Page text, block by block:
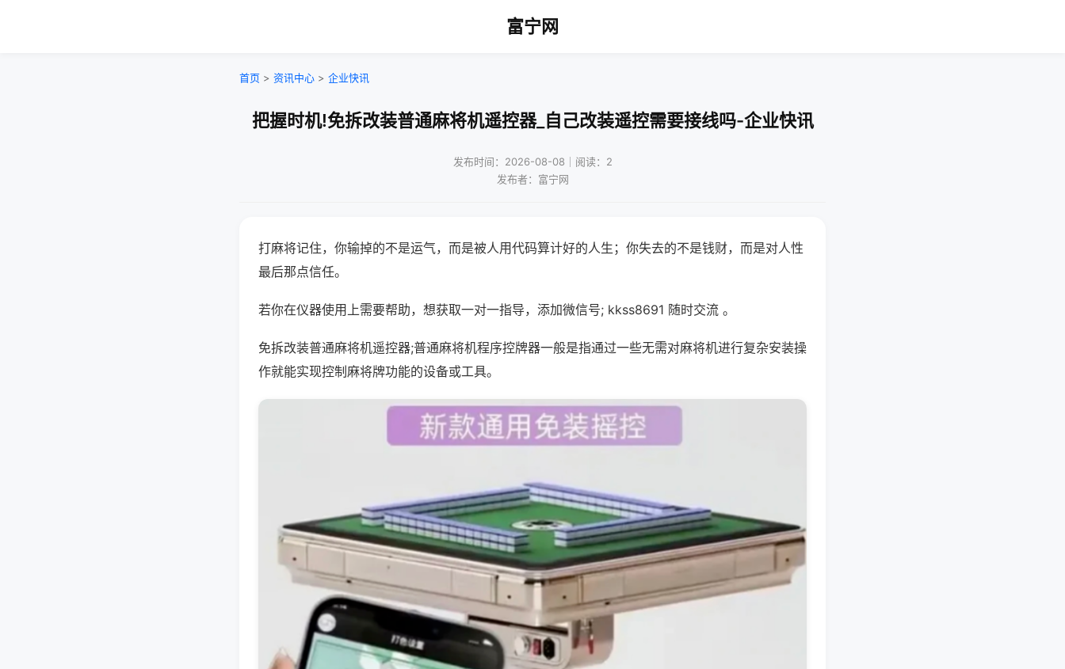
富宁网
首页 > 资讯中心 > 企业快讯
把握时机!免拆改装普通麻将机遥控器_自己改装遥控需要接线吗-企业快讯
发布时间：2026-08-08｜阅读：2
发布者：富宁网
打麻将记住，你输掉的不是运气，而是被人用代码算计好的人生；你失去的不是钱财，而是对人性
最后那点信任。
若你在仪器使用上需要帮助，想获取一对一指导，添加微信号; kkss8691 随时交流 。
免拆改装普通麻将机遥控器;普通麻将机程序控牌器一般是指通过一些无需对麻将机进行复杂安装操
作就能实现控制麻将牌功能的设备或工具。